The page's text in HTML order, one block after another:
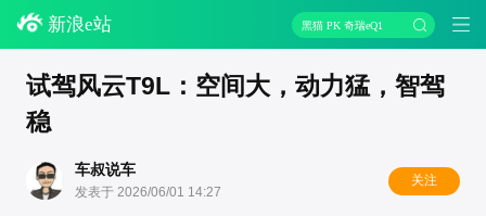
新浪e站 黑猫 PK 奇瑞eQ1
试驾风云T9L：空间大，动力猛，智驾
稳
车叔说车
发表于 2026/06/01 14:27
关注